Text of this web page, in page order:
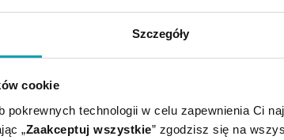
Szczegóły
cookie
pokrewnych technologii w celu zapewnienia Ci
„Zaakceptuj wszystkie” zgodzisz się na